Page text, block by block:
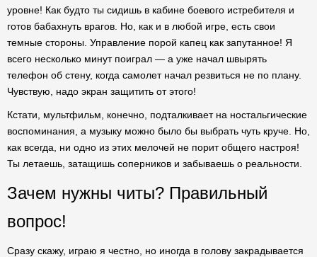
уровне! Как будто ты сидишь в кабине боевого истребителя и
готов бабахнуть врагов. Но, как и в любой игре, есть свои
темные стороны. Управление порой капец как запутанное! Я
всего несколько минут поиграл — а уже начал швырять
телефон об стену, когда самолет начал резвиться не по плану.
Чувствую, надо экран защитить от этого!
Кстати, мультфильм, конечно, подталкивает на ностальгические
воспоминания, а музыку можно было бы выбрать чуть круче. Но,
как всегда, ни одно из этих мелочей не порит общего настроя!
Ты летаешь, затащишь соперников и забываешь о реальности.
Зачем нужны читы? Правильный
вопрос!
Сразу скажу, играю я честно, но иногда в голову закрадывается